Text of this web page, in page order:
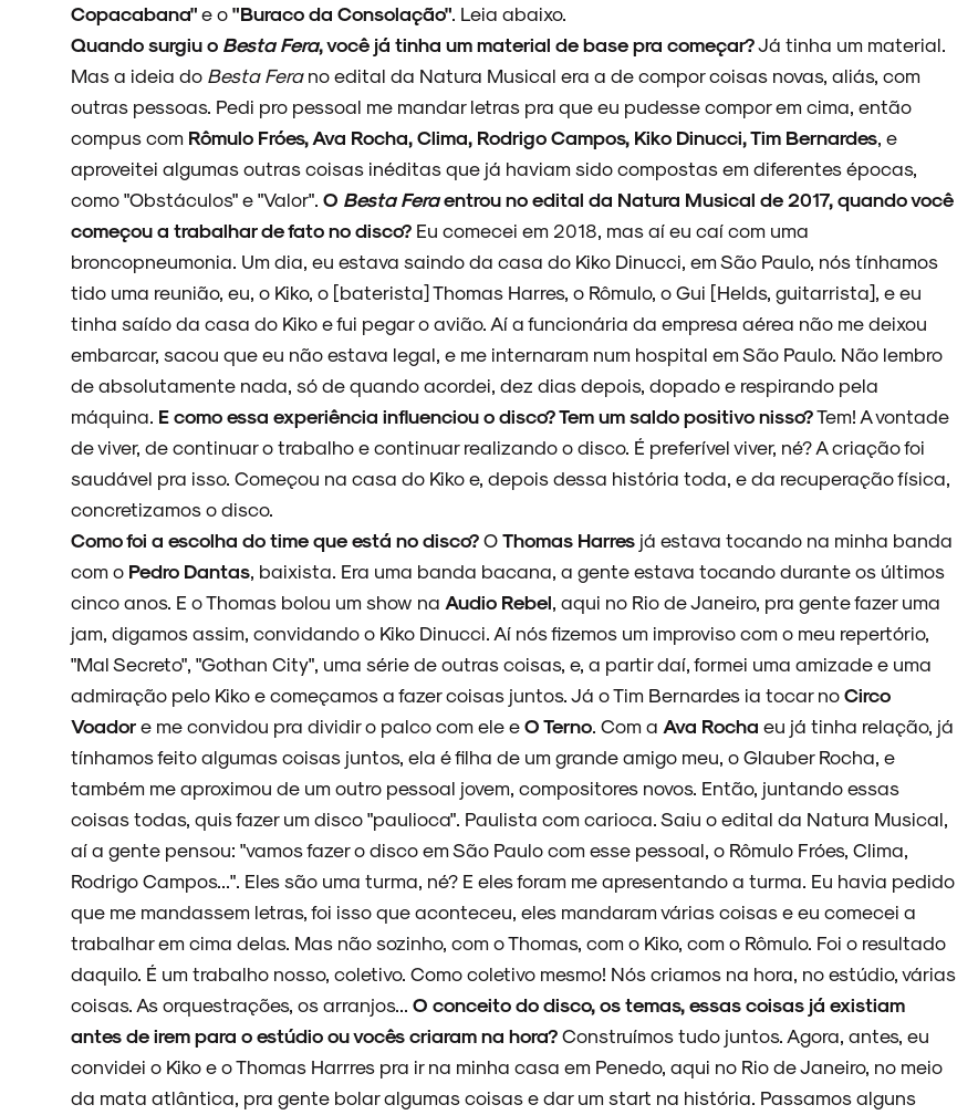
ARQUIVO
ENTREVISTAS
ESPECIAIS
FAIXA A FAIXA
NOVIDADES
NOIZE RECORD CLUB
Copacabana"e o"Buraco da Consolação" . Leia abaixo.
Quando surgiu o Besta Fera, você já tinha um material de base pra começar?Já tinha um material.
Mas a ideia do Besta Ferano edital da Natura Musical era a de compor coisas novas, aliás, com
outras pessoas. Pedi pro pessoal me mandar letras pra que eu pudesse compor em cima, então
compus com Rômulo Fróes, Ava Rocha, Clima, Rodrigo Campos, Kiko Dinucci, Tim Bernardes , e
aproveitei algumas outras coisas inéditas que já haviam sido compostas em diferentes épocas,
como "Obstáculos" e "Valor". O Besta Feraentrou no edital da Natura Musical de 2017, quando você
começou a trabalhar de fato no disco? Eu comecei em 2018, mas aí eu caí com uma
broncopneumonia. Um dia, eu estava saindo da casa do Kiko Dinucci, em São Paulo, nós tínhamos
tido uma reunião, eu, o Kiko, o [baterista] Thomas Harres, o Rômulo, o Gui [Helds, guitarrista], e eu
tinha saído da casa do Kiko e fui pegar o avião. Aí a funcionária da empresa aérea não me deixou
embarcar, sacou que eu não estava legal, e me internaram num hospital em São Paulo. Não lembro
de absolutamente nada, só de quando acordei, dez dias depois, dopado e respirando pela
máquina. E como essa experiência influenciou o disco? Tem um saldo positivo nisso?Tem! A vontade
de viver, de continuar o trabalho e continuar realizando o disco. É preferível viver, né? A criação foi
saudável pra isso. Começou na casa do Kiko e, depois dessa história toda, e da recuperação física,
concretizamos o disco.
Como foi a escolha do time que está no disco?OThomas Harres já estava tocando na minha banda
com o Pedro Dantas , baixista. Era uma banda bacana, a gente estava tocando durante os últimos
cinco anos. E o Thomas bolou um show na Audio Rebel , aqui no Rio de Janeiro, pra gente fazer uma
jam, digamos assim, convidando o Kiko Dinucci. Aí nós fizemos um improviso com o meu repertório,
"Mal Secreto", "Gothan City", uma série de outras coisas, e, a partir daí, formei uma amizade e uma
admiração pelo Kiko e começamos a fazer coisas juntos. Já o Tim Bernardes ia tocar noCirco
Voadore me convidou pra dividir o palco com ele eO Terno . Com a Ava Rocha eu já tinha relação, já
tínhamos feito algumas coisas juntos, ela é filha de um grande amigo meu, o Glauber Rocha, e
também me aproximou de um outro pessoal jovem, compositores novos. Então, juntando essas
coisas todas, quis fazer um disco "paulioca". Paulista com carioca. Saiu o edital da Natura Musical,
aí a gente pensou: "vamos fazer o disco em São Paulo com esse pessoal, o Rômulo Fróes, Clima,
Rodrigo Campos...". Eles são uma turma, né? E eles foram me apresentando a turma. Eu havia pedido
que me mandassem letras, foi isso que aconteceu, eles mandaram várias coisas e eu comecei a
trabalhar em cima delas. Mas não sozinho, com o Thomas, com o Kiko, com o Rômulo. Foi o resultado
daquilo. É um trabalho nosso, coletivo. Como coletivo mesmo! Nós criamos na hora, no estúdio, várias
coisas. As orquestrações, os arranjos... O conceito do disco, os temas, essas coisas já existiam
antes de irem para o estúdio ou vocês criaram na hora?Construímos tudo juntos. Agora, antes, eu
convidei o Kiko e o Thomas Harrres pra ir na minha casa em Penedo, aqui no Rio de Janeiro, no meio
da mata atlântica, pra gente bolar algumas coisas e dar um start na história. Passamos alguns